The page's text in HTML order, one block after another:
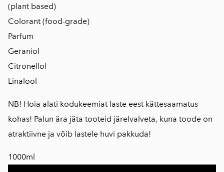
(plant based)
Colorant (food-grade)
Parfum
Geraniol
Citronellol
Linalool
NB! Hoia alati kodukeemiat laste eest kättesaamatus
kohas! Palun ära jäta tooteid järelvalveta, kuna toode on
atraktiivne ja võib lastele huvi pakkuda!
1000ml